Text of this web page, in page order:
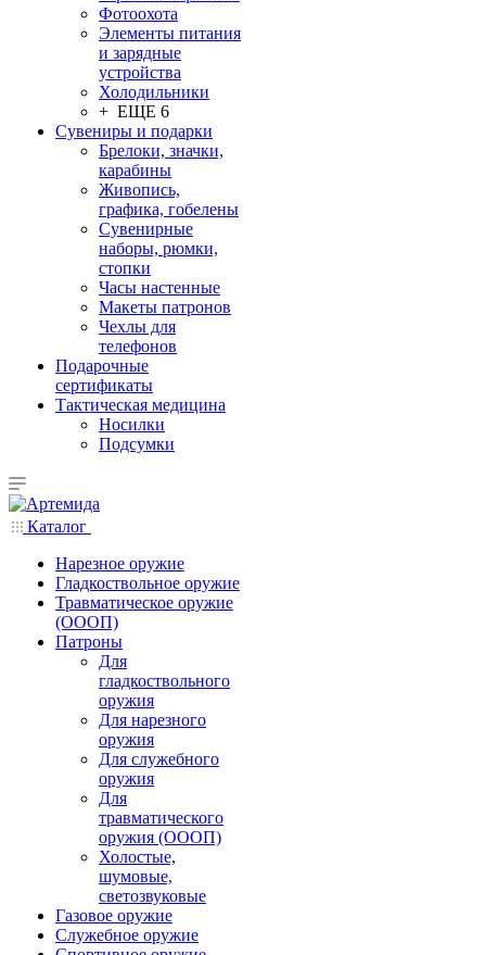
Фотоохота
Элементы питания
и зарядные
устройства
Холодильники
+ ЕЩЕ 6
Сувениры и подарки
Брелоки, значки,
карабины
Живопись,
графика, гобелены
Сувенирные
наборы, рюмки,
стопки
Часы настенные
Макеты патронов
Чехлы для
телефонов
Подарочные
сертификаты
Тактическая медицина
Носилки
Подсумки
Каталог
Нарезное оружие
Гладкоствольное оружие
Травматическое оружие
(ОООП)
Патроны
Для
гладкоствольного
оружия
Для нарезного
оружия
Для служебного
оружия
Для
травматического
оружия (ОООП)
Холостые,
шумовые,
светозвуковые
Газовое оружие
Служебное оружие